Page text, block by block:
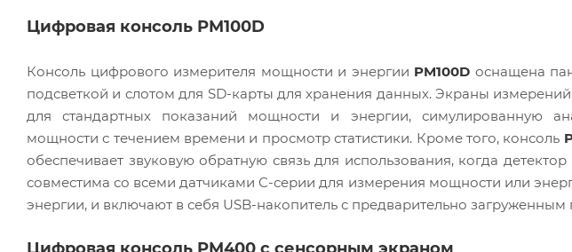
Цифровая консоль PM100D
Консоль цифрового измерителя мощности и энергии PM100D оснащена
подсветкой и слотом для SD-карты для хранения данных. Экраны
для стандартных показаний мощности и энергии, симулированную
мощности с течением времени и просмотр статистики. Кроме того, консоль
обеспечивает звуковую обратную связь для использования, когда
совместима со всеми датчиками C-серии для измерения мощности или
энергии, и включают в себя USB-накопитель с предварительно